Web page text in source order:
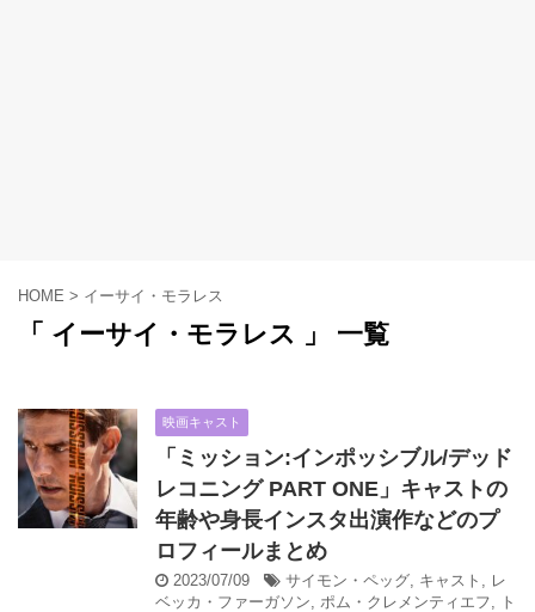
HOME > イーサイ・モラレス
「 イーサイ・モラレス 」 一覧
映画キャスト
「ミッション:インポッシブル/デッド
レコニング PART ONE」キャストの
年齢や身長インスタ出演作などのプ
ロフィールまとめ
2023/07/09 サイモン・ペッグ キャスト
レ
ベッカ・ファーガソン
ポム・クレメンティエフ
ト